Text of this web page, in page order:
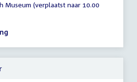
Museum (verplaatst naar 10.00